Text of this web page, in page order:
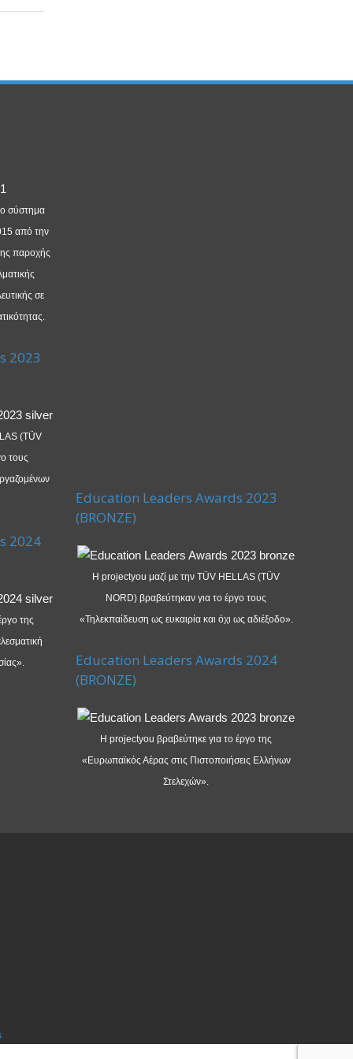
σύστημα
από την
παροχής
σε
2023
(TÜV
τους
2024
της
Education Leaders Awards 2023
(BRONZE)
Η projectyou μαζί με την TÜV HELLAS (TÜV
NORD) βραβεύτηκαν για το έργο τους
«Τηλεκπαίδευση ως ευκαιρία και όχι ως αδιέξοδο».
Education Leaders Awards 2024
(BRONZE)
Η projectyou βραβεύτηκε για το έργο της
«Ευρωπαϊκός Αέρας στις Πιστοποιήσεις Ελλήνων
Στελεχών».